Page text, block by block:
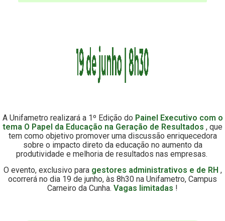
A Unifametro realizará a 1º Edição do Painel Executivo com o
tema O Papel da Educação na Geração de Resultados , que
tem como objetivo promover uma discussão enriquecedora
sobre o impacto direto da educação no aumento da
produtividade e melhoria de resultados nas empresas.
O evento, exclusivo para gestores administrativos e de RH ,
ocorrerá no dia 19 de junho, às 8h30 na Unifametro, Campus
Carneiro da Cunha. Vagas limitadas !